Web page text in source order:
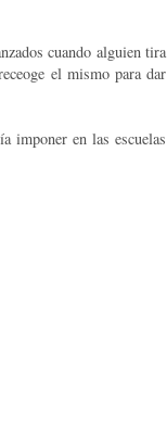
cuando alguien tira
el mismo para dar
imponer en las escuelas